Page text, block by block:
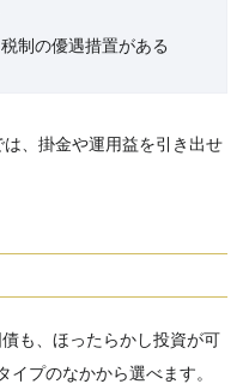
制の優遇措置がある
、掛金や運用益を引き出せ
も、ほったらかし投資が可
プのなかから選べます。